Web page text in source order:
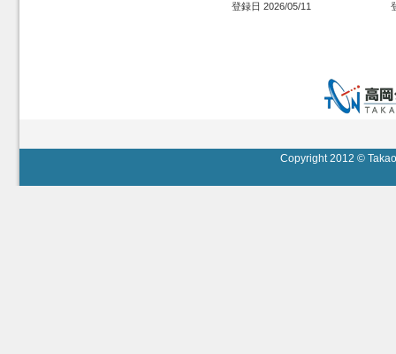
登録日 2026/05/11
Copyright 2012 ©